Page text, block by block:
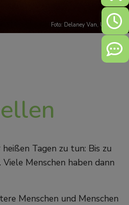
Foto: Delaney Van, Unsplash
Tagen zu tun: Bis zu
Menschen haben dann
Menschen und Menschen